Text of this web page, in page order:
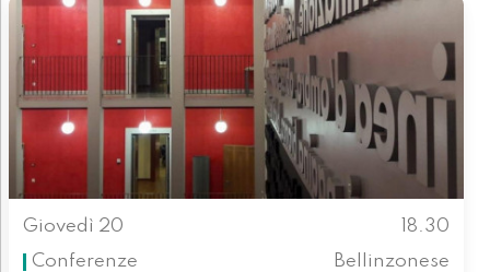
Giovedì 20
18.30
Conferenze
Bellinzonese